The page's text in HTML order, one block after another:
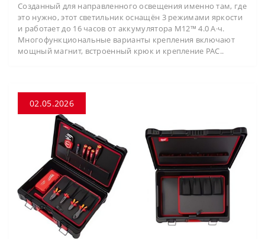
Созданный для направленного освещения именно там, где
это нужно, этот светильник оснащён 3 режимами яркости
и работает до 16 часов от аккумулятора M12™ 4.0 А·ч.
Многофункциональные варианты крепления включают
мощный магнит, встроенный крюк и крепление PAC..
02.05.2026